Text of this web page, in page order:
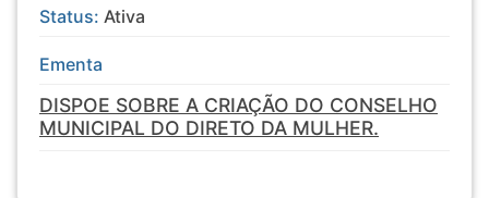
Status: Ativa
Ementa
DISPOE SOBRE A CRIAÇÃO DO CONSELHO
MUNICIPAL DO DIRETO DA MULHER.